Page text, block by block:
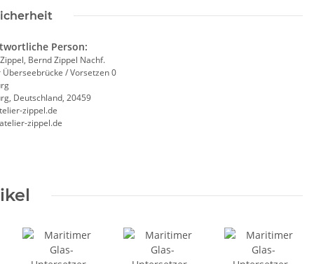
Person:
Bernd Zippel Nachf.
Überseebrücke / Vorsetzen 0
Deutschland, 20459
zippel.de
zippel.de